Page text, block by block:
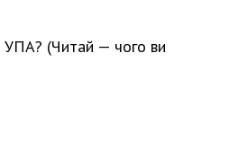
УПА? (Читай — чого ви